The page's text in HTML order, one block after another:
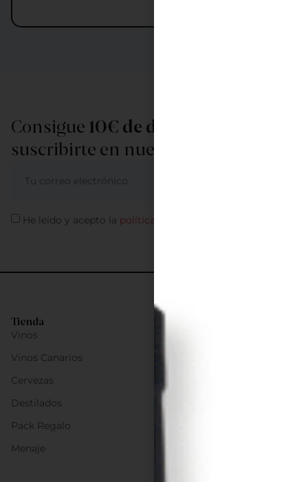
Tienda
Vinos
Vinos Canarios
Cervezas
Destilados
Pack Regalo
Menaje
Consigue 10€ de descuento
suscribirte en nuestra newsletter
He leído y acepto la política de privacidad